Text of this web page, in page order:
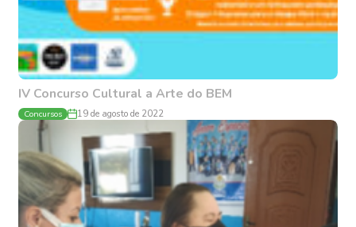
IV Concurso Cultural a Arte do BEM
Concursos 19 de agosto de 2022